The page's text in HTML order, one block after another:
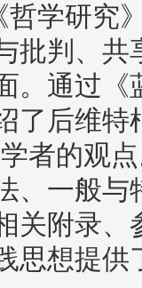
哲学研究
批判、
。通过
了后维特
者的观
、一般
关附录
思想提供